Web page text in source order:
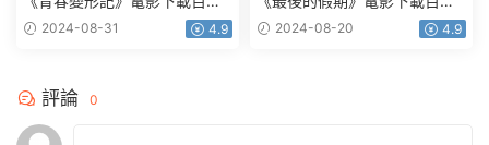
網盤藍光國粵英3語中字
2024-08-31 4.9
網盤0.94G中英雙字
2024-08-20 4.9
評論 0